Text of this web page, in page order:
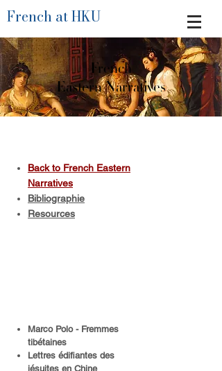
French at HKU
French
Eastern Narratives
Back to French Eastern
Narratives
Bibliographie
Resources
Marco Polo - Fremmes
tibétaines
Lettres édifiantes des
jésuites en Chine